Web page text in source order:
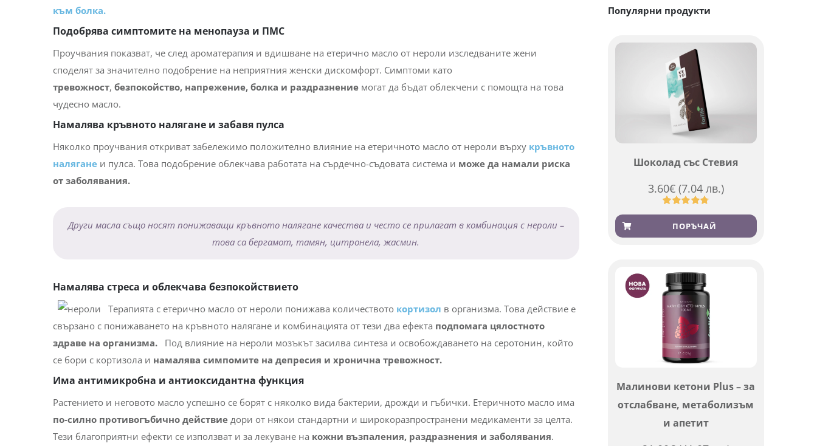
към болка.
Подобрява симптомите на менопауза и ПМС
Проучвания показват, че след ароматерапия и вдишване на етерично масло от нероли изследваните жени
споделят за значително подобрение на неприятния женски дискомфорт. Симптоми като
тревожност, безпокойство, напрежение, болка и раздразнениемогат да бъдат облекчени с помощта на това
чудесно масло.
Намалява кръвното налягане и забавя пулса
Няколко проучвания откриват забележимо положително влияние на етеричното масло от нероли върху кръвното
наляганеи пулса. Това подобрение облекчава работата на сърдечно-съдовата система и може да намали риска
от заболявания.
Други масла също носят понижаващи кръвното налягане качества и често се прилагат в комбинация с нероли –
това са бергамот, тамян, цитронела, жасмин.
Намалява стреса и облекчава безпокойствието
Терапията с етерично масло от нероли понижава количеството кортизол в организма. Това действие е
свързано с понижаването на кръвното налягане и комбинацията от тези два ефекта подпомага цялостното
здраве на организма.
Под влияние на нероли мозъкът засилва синтеза и освобождаването на серотонин, който
се бори с кортизола и намалява симпомите на депресия и хронична тревожност.
Има антимикробна и антиоксидантна функция
Растението и неговото масло успешно се борят с няколко вида бактерии, дрожди и гъбички. Етеричното масло има
по-силно противогъбично действиедори от някои стандартни и широкоразпространени медикаменти за целта.
Тези благоприятни ефекти се използват и за лекуване на кожни възпаления, раздразнения и заболявания.
Популярни продукти
Шоколад със Стевия
3.60€ (7.04 лв.)
Оценен
4.79от 5,
185
ПОРЪЧАЙ
Малинови кетони Plus – за
отслабване, метаболизъм
и апетит